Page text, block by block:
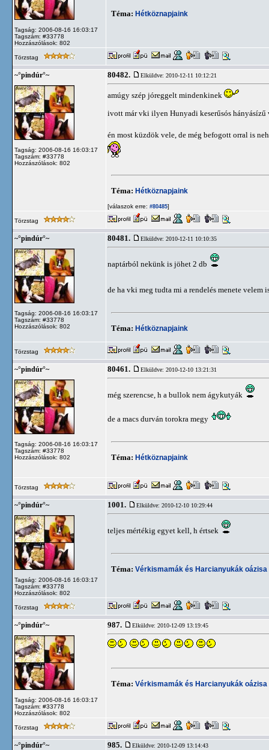
Tagság: 2006-08-16 16:03:17
Tagszám: #33778
Hozzászólások: 802
Téma: Hétköznapjaink
Törzstag
~°pindúr°~
Tagság: 2006-08-16 16:03:17
Tagszám: #33778
Hozzászólások: 802
80482. Elküldve: 2010-12-11 10:12:21
amúgy szép jóreggelt mindenkinek
ivott már vki ilyen Hunyadi keserűsós hányásízű
én most küzdök vele, de még befogott orral is
Téma: Hétköznapjaink
[válaszok erre: #80485]
Törzstag
~°pindúr°~
Tagság: 2006-08-16 16:03:17
Tagszám: #33778
Hozzászólások: 802
80481. Elküldve: 2010-12-11 10:10:35
naptárból nekünk is jöhet 2 db
de ha vki meg tudta mi a rendelés menete velem
Téma: Hétköznapjaink
Törzstag
~°pindúr°~
Tagság: 2006-08-16 16:03:17
Tagszám: #33778
Hozzászólások: 802
80461. Elküldve: 2010-12-10 13:21:31
még szerencse, h a bullok nem ágykutyák
de a macs durván torokra megy
Téma: Hétköznapjaink
Törzstag
~°pindúr°~
Tagság: 2006-08-16 16:03:17
Tagszám: #33778
Hozzászólások: 802
1001. Elküldve: 2010-12-10 10:29:44
teljes mértékig egyet kell, h értsek
Téma: Vérkismamák és Harcianyukák oázisa
Törzstag
~°pindúr°~
Tagság: 2006-08-16 16:03:17
Tagszám: #33778
Hozzászólások: 802
987. Elküldve: 2010-12-09 13:19:45
Téma: Vérkismamák és Harcianyukák oázisa
Törzstag
~°pindúr°~ 985. Elküldve: 2010-12-09 13:14:43